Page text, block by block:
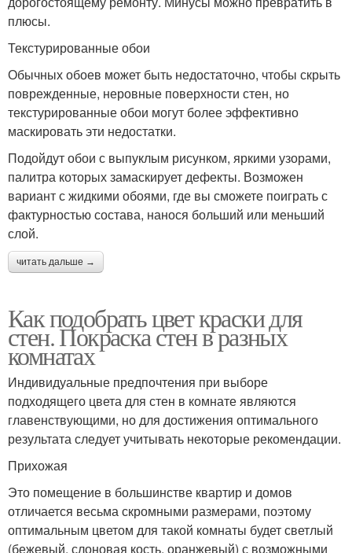
плюсы.
Текстурированные обои
Обычных обоев может быть недостаточно, чтобы скрыть
поврежденные, неровные поверхности стен, но
текстурированные обои могут более эффективно
маскировать эти недостатки.
Подойдут обои с выпуклым рисунком, яркими узорами,
палитра которых замаскирует дефекты. Возможен
вариант с жидкими обоями, где вы сможете поиграть с
фактурностью состава, нанося больший или меньший
слой.
читать дальше →
Как подобрать цвет краски для
стен. Покраска стен в разных
комнатах
Индивидуальные предпочтения при выборе
подходящего цвета для стен в комнате являются
главенствующими, но для достижения оптимального
результата следует учитывать некоторые рекомендации.
Прихожая
Это помещение в большинстве квартир и домов
отличается весьма скромными размерами, поэтому
оптимальным цветом для такой комнаты будет светлый
(бежевый, слоновая кость, оранжевый) с возможными